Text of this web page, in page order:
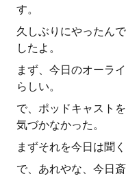
す。
久しぶりにやったん
したよ。
まず、今日のオーラ
らしい。
で、ポッドキャスト
気づかなかった。
まずそれを今日は聞く
で、あれやな、今日